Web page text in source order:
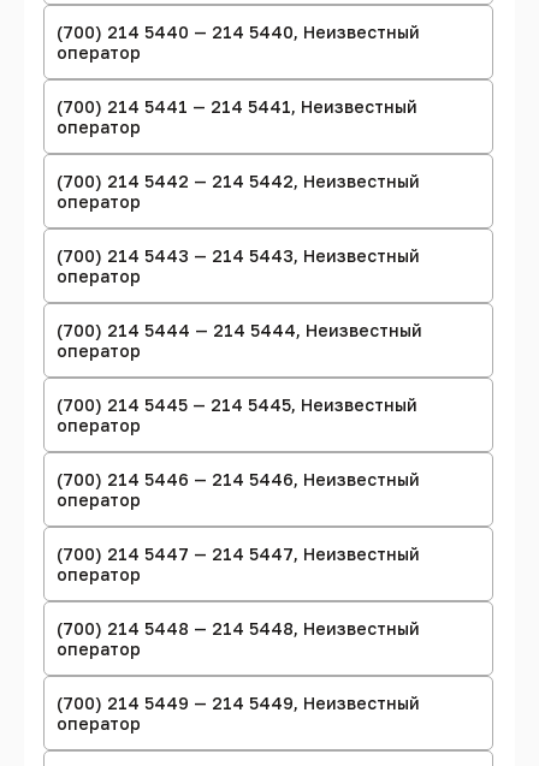
(700) 214 5440 — 214 5440, Неизвестный
оператор
(700) 214 5441 — 214 5441, Неизвестный
оператор
(700) 214 5442 — 214 5442, Неизвестный
оператор
(700) 214 5443 — 214 5443, Неизвестный
оператор
(700) 214 5444 — 214 5444, Неизвестный
оператор
(700) 214 5445 — 214 5445, Неизвестный
оператор
(700) 214 5446 — 214 5446, Неизвестный
оператор
(700) 214 5447 — 214 5447, Неизвестный
оператор
(700) 214 5448 — 214 5448, Неизвестный
оператор
(700) 214 5449 — 214 5449, Неизвестный
оператор